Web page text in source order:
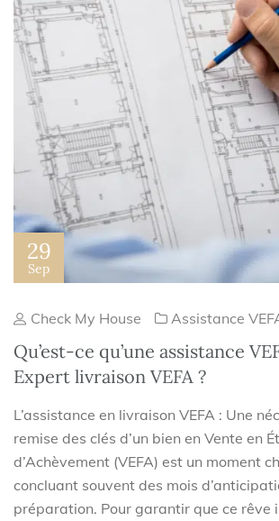
29
Sep
Check My House Assistance
Qu’est-ce qu’une assistance
Expert livraison VEFA ?
L’assistance en livraison VEFA : Une
remise des clés d’un bien en Vente en
d’Achèvement (VEFA) est un moment
concluant souvent des mois
préparation. Pour garantir que ce rêve